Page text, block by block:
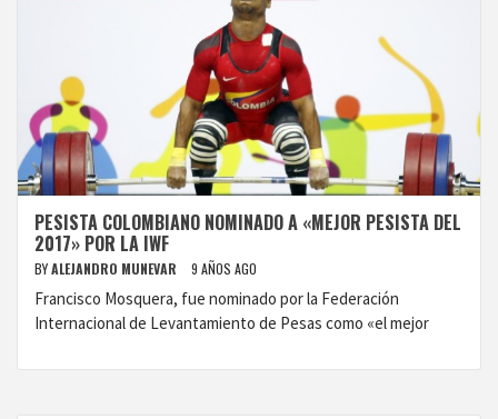
PESISTA COLOMBIANO NOMINADO A «MEJOR PESISTA DEL
2017» POR LA IWF
BYALEJANDRO MUNEVAR 9 AÑOS AGO
Francisco Mosquera, fue nominado por la Federación
Internacional de Levantamiento de Pesas como «el mejor